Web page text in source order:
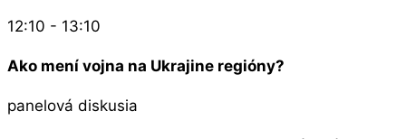
12:10 - 13:10
Ako mení vojna na Ukrajine regióny?
panelová diskusia